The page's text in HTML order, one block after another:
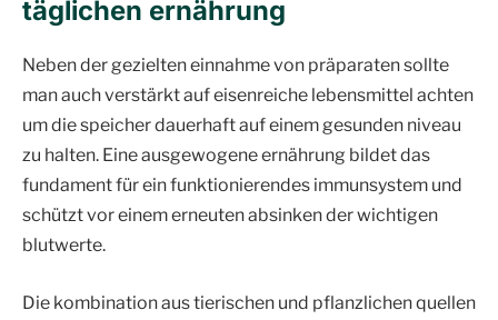
täglichen ernährung
Neben der gezielten einnahme von präparaten sollte
man auch verstärkt auf eisenreiche lebensmittel achten
um die speicher dauerhaft auf einem gesunden niveau
zu halten. Eine ausgewogene ernährung bildet das
fundament für ein funktionierendes immunsystem und
schützt vor einem erneuten absinken der wichtigen
blutwerte.
Die kombination aus tierischen und pflanzlichen quellen